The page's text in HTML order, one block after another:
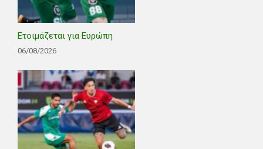
Ετοιμάζεται για Ευρώπη
06/08/2026